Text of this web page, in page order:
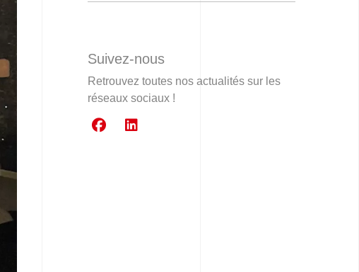
Suivez-nous
Retrouvez toutes nos actualités sur les
réseaux sociaux !